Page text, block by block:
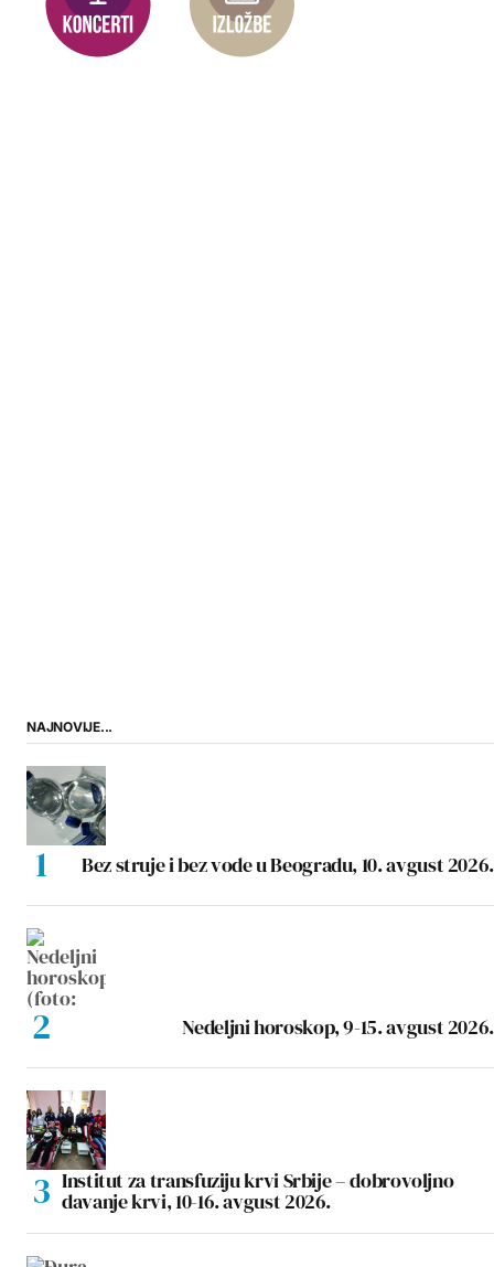
NAJNOVIJE...
Bez struje i bez vode u Beogradu, 10. avgust 2026.
Nedeljni horoskop, 9-15. avgust 2026.
Institut za transfuziju krvi Srbije – dobrovoljno
davanje krvi, 10-16. avgust 2026.